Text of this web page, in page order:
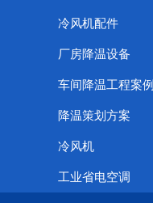
冷风机配件
厂房降温设备
车间降温工程案例
降温策划方案
冷风机
工业省电空调